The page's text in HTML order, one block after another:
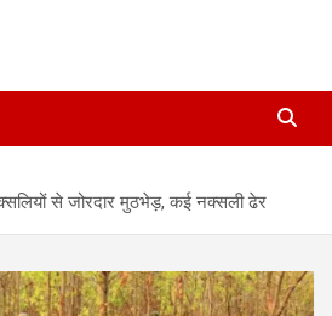
से जोरदार मुठभेड़, कई नक्सली ढेर